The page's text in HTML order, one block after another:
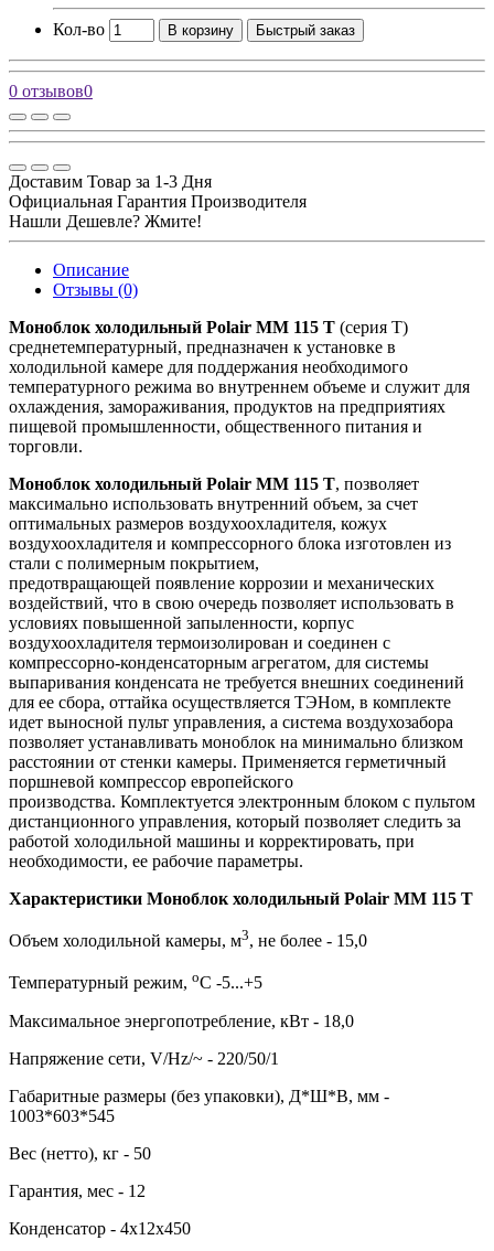
Кол-во В корзину Быстрый заказ
0 отзывов0
Доставим Товар за 1-3 Дня
Официальная Гарантия Производителя
Нашли Дешевле? Жмите!
Описание
Отзывы (0)
Моноблок холодильный Polair MM 115 T (серия T)
среднетемпературный, предназначен к установке в
холодильной камере для поддержания необходимого
температурного режима во внутреннем объеме и служит для
охлаждения, замораживания, продуктов на предприятиях
пищевой промышленности, общественного питания и
торговли.
Моноблок холодильный Polair MM 115 T, позволяет
максимально использовать внутренний объем, за счет
оптимальных размеров воздухоохладителя, кожух
воздухоохладителя и компрессорного блока изготовлен из
стали с полимерным покрытием,
предотвращающей появление коррозии и механических
воздействий, что в свою очередь позволяет использовать в
условиях повышенной запыленности, корпус
воздухоохладителя термоизолирован и соединен с
компрессорно-конденсаторным агрегатом, для системы
выпаривания конденсата не требуется внешних соединений
для ее сбора, оттайка осуществляется ТЭНом, в комплекте
идет выносной пульт управления, а система воздухозабора
позволяет устанавливать моноблок на минимально близком
расстоянии от стенки камеры. Применяется герметичный
поршневой компрессор европейского
производства. Комплектуется электронным блоком с пультом
дистанционного управления, который позволяет следить за
работой холодильной машины и корректировать, при
необходимости, ее рабочие параметры.
Характеристики Моноблок холодильный Polair MM 115 T
Объем холодильной камеры, м3, не более - 15,0
Температурный режим, оС -5...+5
Максимальное энергопотребление, кВт - 18,0
Напряжение сети, V/Hz/~ - 220/50/1
Габаритные размеры (без упаковки), Д*Ш*В, мм -
1003*603*545
Вес (нетто), кг - 50
Гарантия, мес - 12
Конденсатор - 4х12х450